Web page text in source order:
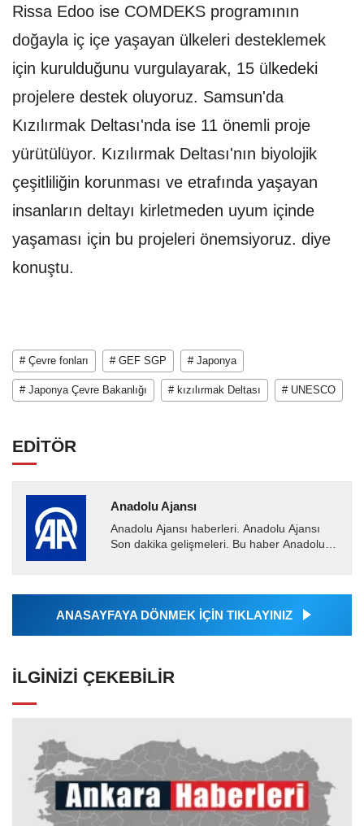
Rissa Edoo ise COMDEKS programının
doğayla iç içe yaşayan ülkeleri desteklemek
için kurulduğunu vurgulayarak, 15 ülkedeki
projelere destek oluyoruz. Samsun'da
Kızılırmak Deltası'nda ise 11 önemli proje
yürütülüyor. Kızılırmak Deltası'nın biyolojik
çeşitliliğin korunması ve etrafında yaşayan
insanların deltayı kirletmeden uyum içinde
yaşaması için bu projeleri önemsiyoruz. diye
konuştu.
# Çevre fonları # GEF SGP # Japonya
# Japonya Çevre Bakanlığı # kızılırmak Deltası # UNESCO
EDİTÖR
Anadolu Ajansı
Anadolu Ajansı haberleri. Anadolu Ajansı
Son dakika gelişmeleri. Bu haber Anadolu
Ajansı tarafından...
ANASAYFAYA DÖNMEK İÇİN TIKLAYINIZ
İLGINIZI ÇEKEBILIR